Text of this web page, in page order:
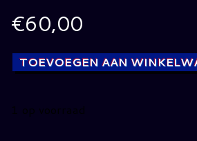
€60,00
TOEVOEGEN AAN
1 op voorraad